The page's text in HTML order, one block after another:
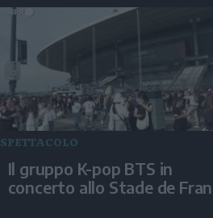
SPETTACOLO
Il gruppo K-pop BTS in
concerto allo Stade de